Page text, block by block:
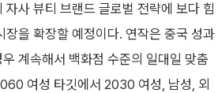
사 뷰티 브랜드 글로벌 전략에 보다 힘
장을 확장할 예정이다. 연작은 중국 성과
계속해서 백화점 수준의 일대일 맞춤
여성 타깃에서 2030 여성, 남성, 외